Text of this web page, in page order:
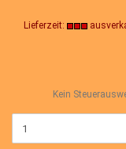
Lieferzeit:
Kein